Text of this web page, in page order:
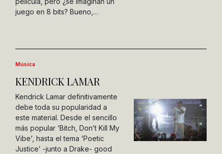
juego en 8 bits? Bueno,…
Música
KENDRICK LAMAR
Kendrick Lamar definitivamente
debe toda su popularidad a
este material. Desde el sencillo
más popular ‘Bitch, Don’t Kill My
Vibe’, hasta el tema ‘Poetic
Justice’ -junto a Drake- good